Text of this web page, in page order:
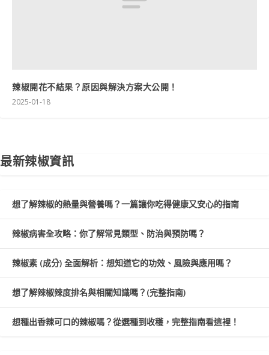
辣椒開花不結果？原因與解決方案大公開！
2025-01-18
最新辣椒資訊
想了解辣椒的熱量與營養嗎？一篇讓你吃得健康又安心的指南
辣椒病害全攻略：你了解常見類型、防治與預防嗎？
辣椒素 (成分) 全面解析：想知道它的功效、風險與應用嗎？
想了解辣椒辣度排名與相關知識嗎？(完整指南)
想種出香辣可口的辣椒嗎？從選種到收穫，完整指南看這裡！